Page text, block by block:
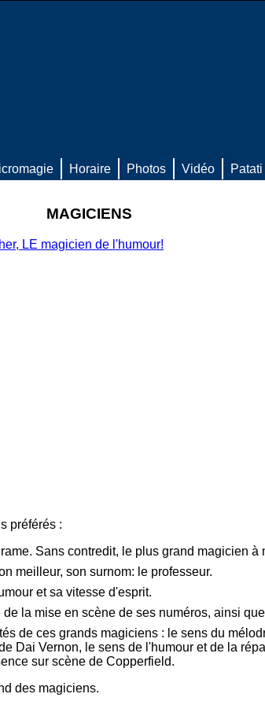
Horaire Photos Vidéo Patati
MAGICIENS
LE magicien de l'humour!
préférés :
Sans contredit, le plus grand magicien à
meilleur, son surnom: le professeur.
et sa vitesse d'esprit.
la mise en scène de ses numéros, ainsi
de ces grands magiciens : le sens du
Dai Vernon, le sens de l'humour et de la
sur scène de Copperfield.
des magiciens.